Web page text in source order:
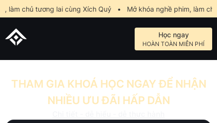
chủ tương lai cùng Xích Quỷ • Mở khóa nghề phim, làm chủ
Học ngay
HOÀN TOÀN MIỄN PHÍ
THAM GIA KHOÁ HỌC NGAY ĐỂ NHẬN
NHIỀU ƯU ĐÃI HẤP DẪN